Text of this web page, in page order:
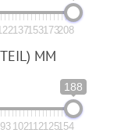
137153173208
MM
188
93 102112125154